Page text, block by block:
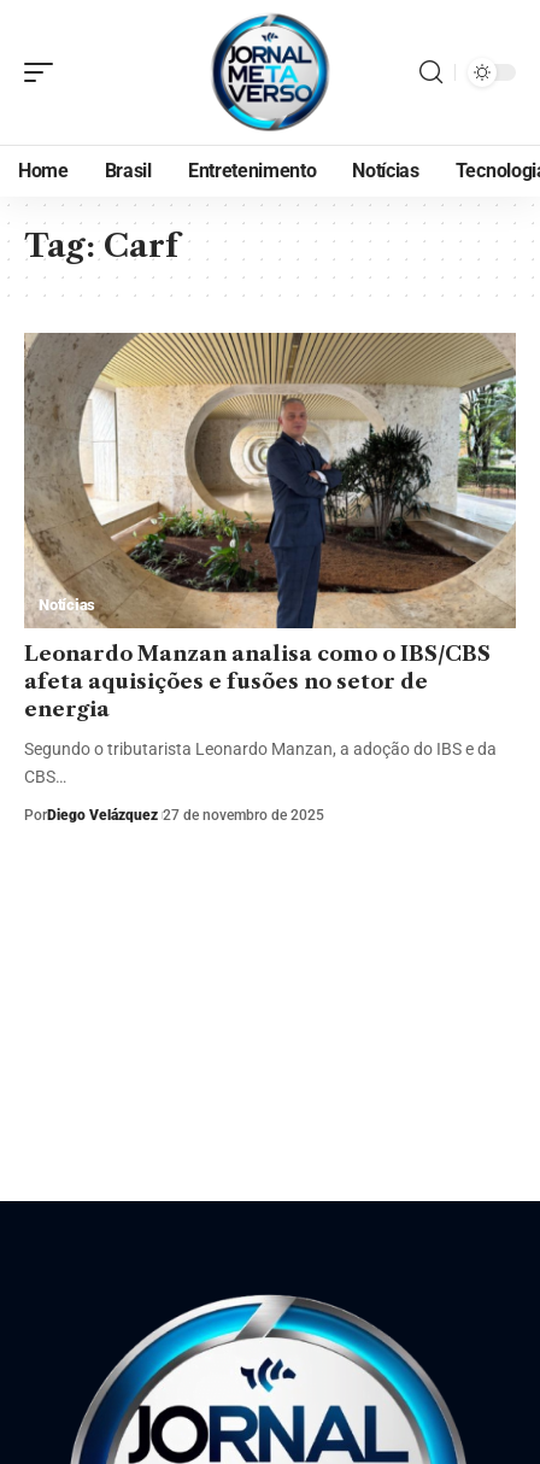
Home Brasil Entretenimento Notícias
Tag:Carf
Notícias
Leonardo Manzan analisa como o IBS/CBS
afeta aquisições e fusões no setor de
energia
Segundo o tributarista Leonardo Manzan, a adoção do IBS e da
CBS…
PorDiego Velázquez 27 de novembro de 2025